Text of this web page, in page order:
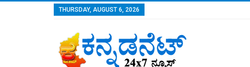
THURSDAY, AUGUST 6, 2026